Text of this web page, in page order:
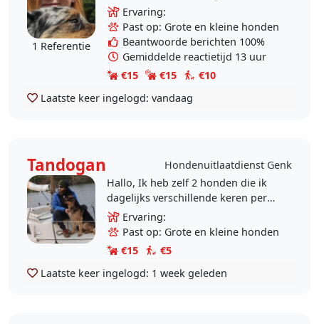
1 Referentie
voorliefde voor honden, groot en
klein. Honden maken mijn leven
compleet. Ik kan oprecht..
Ervaring:
Past op: Grote en kleine honden
Beantwoorde berichten 100%
Gemiddelde reactietijd 13 uur
€15
€15
€10
Laatste keer ingelogd: vandaag
Tandogan
Hondenuitlaatdienst Genk
Hallo, Ik heb zelf 2 honden die ik
dagelijks verschillende keren per
dag uitlaat. Dit voor lange
afstanden in natuurlijke
reservaten...
Ervaring:
Past op: Grote en kleine honden
€15
€5
Laatste keer ingelogd: 1 week geleden